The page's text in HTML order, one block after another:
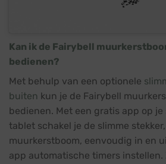
Kan ik de Fairybell
bedienen?
Met behulp van een optionele
buiten kun je de Fairybell
bedienen. Met een gratis app op
tablet schakel je de slimme
muurkerstboom, eenvoudig in en
app automatische timers